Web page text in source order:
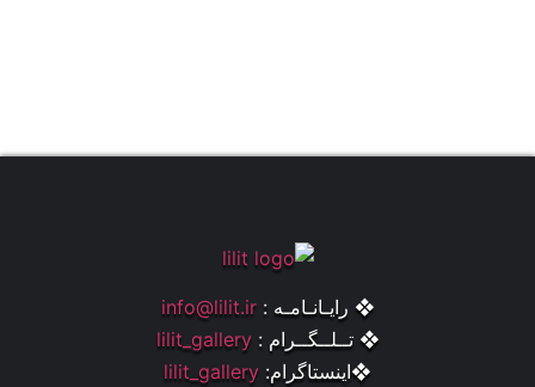
❖ رایـانـامـه : info@lilit.ir
❖ تــلــگــرام : lilit_gallery
❖اینستاگرام: lilit_gallery